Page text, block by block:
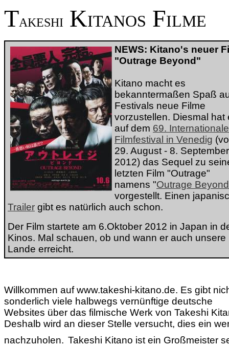
TAKESHI KITANOS FILME
NEWS: Kitano's neuer
"Outrage Beyond"
Kitano macht es
bekanntermaßen Spaß
Festivals neue Filme
vorzustellen. Diesmal hat
auf dem 69.
Filmfestival in Venedig
29. August - 8. September
2012) das Sequel zu
letzten Film "Outrage"
namens "Outrage Beyond
vorgestellt. Einen
Trailer gibt es natürlich auch schon.
Der Film startete am 6.Oktober 2012 in Japan in
Kinos. Mal schauen, ob und wann er auch unsere
Lande erreicht.
Willkommen auf www.takeshi-kitano.de. Es gibt
sonderlich viele halbwegs vernünftige deutsche
Websites über das filmische Werk von Takeshi
Deshalb wird an dieser Stelle versucht, dies ein
nachzuholen. Takeshi Kitano ist ein Großmeister